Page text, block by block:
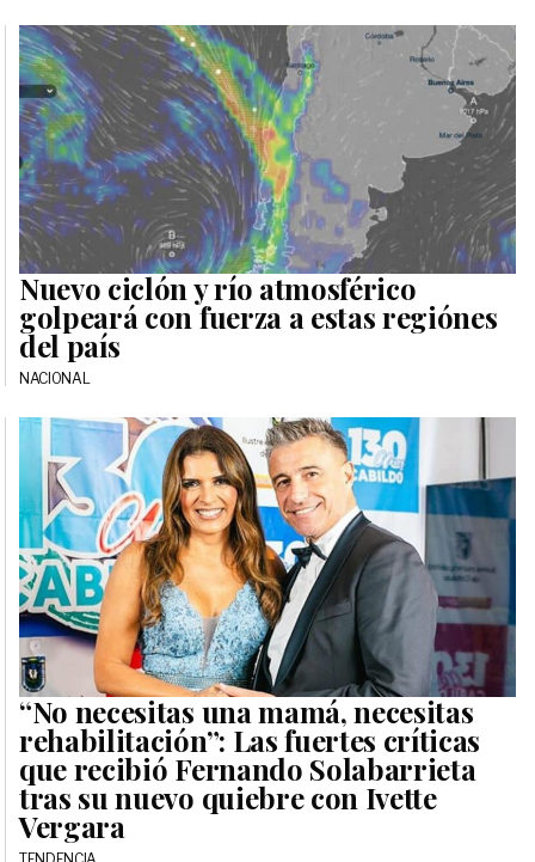
Nuevo ciclón y río atmosférico
golpeará con fuerza a estas regiónes
del país
NACIONAL
“No necesitas una mamá, necesitas
rehabilitación”: Las fuertes críticas
que recibió Fernando Solabarrieta
tras su nuevo quiebre con Ivette
Vergara